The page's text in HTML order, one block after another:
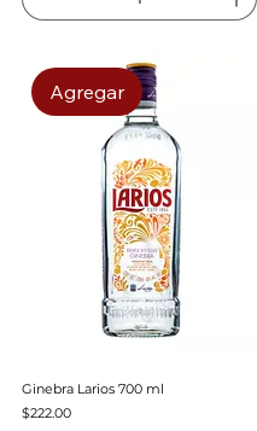
Agregar
Ginebra Larios 700 ml
Precio
$222.00